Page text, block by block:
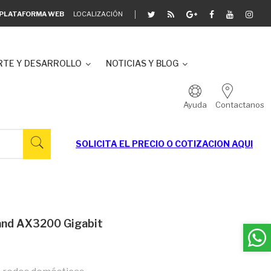
WEB LOCALIZACIÓN
Y DESARROLLO NOTICIAS Y BLOG
Ayuda Contactanos
SOLICITA EL PRECIO O COTIZACION AQUI
AX3200 Gigabit